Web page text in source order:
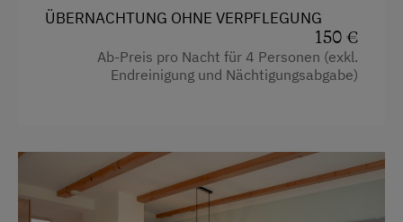
Geschirr vorhanden
Gästeküche
Terrasse
Trockenraum
mit einem gemütlichen Doppelbett sowie
hochwertigen Möbeln ausgestattet – perfekt für
erholsame Nächte.
einAusziehbett, das in eine edleFichtenholz-
Schlafnische
integriert ist. So entsteht eine
gemütliche und funktionale Schlafgelegenheit in
ÜBERNACHTUNG OHNE VERPFLEGUNG
150 €
Ab-Preis pro Nacht für 4 Personen (exkl.
Endreinigung und Nächtigungsabgabe)